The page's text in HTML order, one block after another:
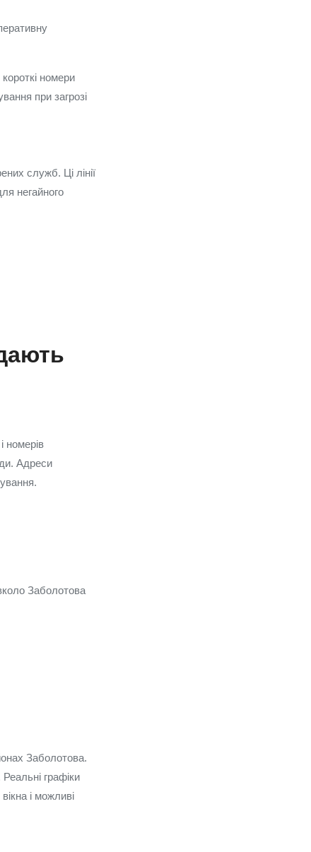
номери
при загрозі
служб. Ці лінії
негайного
номерів
Адреси
Заболотова
Заболотова.
графіки
і можливі